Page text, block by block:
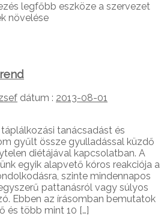
legfőbb eszköze a szervezet
növelése
dátum : 2013-08-01
tanácsadást és
gyűlt össze gyulladással küzdő
diétájával kapcsolatban. A
egyik alapvető kóros reakciója a
szinte mindennapos
pattanásról vagy súlyos
Ebben az írásomban bemutatok
és több mint 10 […]